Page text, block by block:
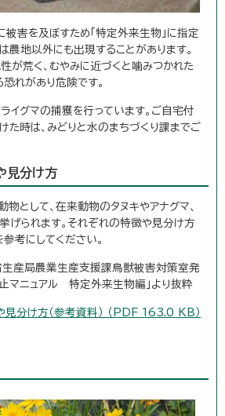
被害を及ぼすため「特定外来生物」に指定
農地以外にも出現することがあります。
が荒く、むやみに近づくと噛みつかれた
恐れがあり危険です。
イグマの捕獲を行っています。ご自宅付
た時は、みどりと水のまちづくり課までご
見分け方
物として、在来動物のタヌキやアナグマ、
げられます。それぞれの特徴や見分け方
考にしてください。
生産局農業生産支援課鳥獣被害対策室発
マニュアル 特定外来生物編」より抜粋
見分け方（参考資料） （PDF 163.0 KB）